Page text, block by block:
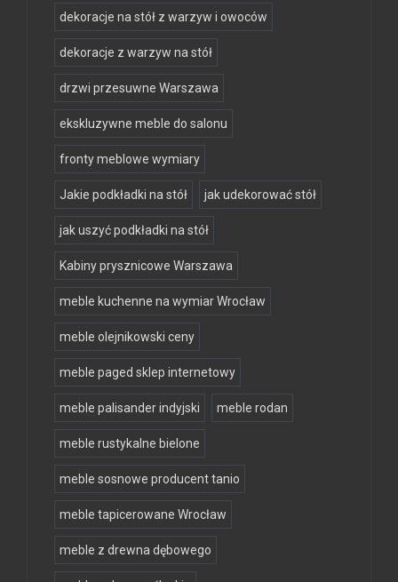
dekoracje na stół z warzyw i owoców
dekoracje z warzyw na stół
drzwi przesuwne Warszawa
ekskluzywne meble do salonu
fronty meblowe wymiary
Jakie podkładki na stół jak udekorować stół
jak uszyć podkładki na stół
Kabiny prysznicowe Warszawa
meble kuchenne na wymiar Wrocław
meble olejnikowski ceny
meble paged sklep internetowy
meble palisander indyjski meble rodan
meble rustykalne bielone
meble sosnowe producent tanio
meble tapicerowane Wrocław
meble z drewna dębowego